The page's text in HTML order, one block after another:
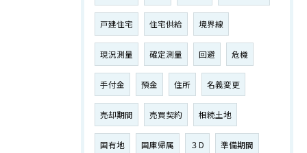
戸建住宅 住宅供給 境界線
現況測量 確定測量 回避 危機
手付金 預金 住所 名義変更
売却期間 売買契約 相続土地
国有地 国庫帰属 ３D 準備期間